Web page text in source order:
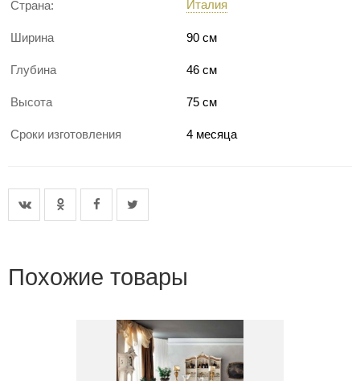
Страна: Италия
Ширина 90 см
Глубина 46 см
Высота 75 см
Сроки изготовления 4 месяца
Похожие товары